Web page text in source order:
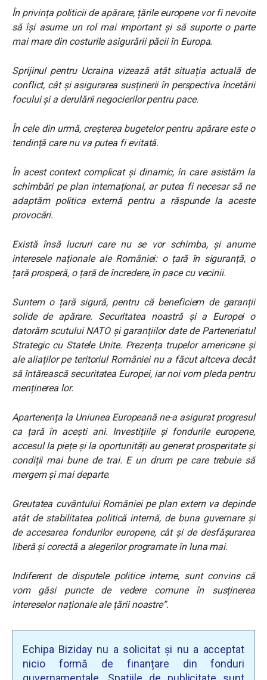
În privința politicii de apărare, țările europene vor fi nevoite
să își asume un rol mai important și să suporte o parte
mai mare din costurile asigurării păcii în Europa.
Sprijinul pentru Ucraina vizează atât situația actuală de
conflict, cât și asigurarea susținerii în perspectiva încetării
focului și a derulării negocierilor pentru pace.
În cele din urmă, creșterea bugetelor pentru apărare este o
tendință care nu va putea fi evitată.
În acest context complicat și dinamic, în care asistăm la
schimbări pe plan internațional, ar putea fi necesar să ne
adaptăm politica externă pentru a răspunde la aceste
provocări.
Există însă lucruri care nu se vor schimba, și anume
interesele naționale ale României: o țară în siguranță, o
țară prosperă, o țară de încredere, în pace cu vecinii.
Suntem o țară sigură, pentru că beneficiem de garanții
solide de apărare. Securitatea noastră și a Europei o
datorăm scutului NATO și garanțiilor date de Parteneriatul
Strategic cu Statele Unite. Prezența trupelor americane și
ale aliaților pe teritoriul României nu a făcut altceva decât
să întărească securitatea Europei, iar noi vom pleda pentru
menținerea lor.
Apartenența la Uniunea Europeană ne-a asigurat progresul
ca țară în acești ani. Investițiile și fondurile europene,
accesul la piețe și la oportunități au generat prosperitate și
condiții mai bune de trai. E un drum pe care trebuie să
mergem și mai departe.
Greutatea cuvântului României pe plan extern va depinde
atât de stabilitatea politică internă, de buna guvernare și
de accesarea fondurilor europene, cât și de desfășurarea
liberă și corectă a alegerilor programate în luna mai.
Indiferent de disputele politice interne, sunt convins că
vom găsi puncte de vedere comune în susținerea
intereselor naționale ale țării noastre”.
Echipa Biziday nu a solicitat și nu a acceptat
nicio formă de finanțare din fonduri